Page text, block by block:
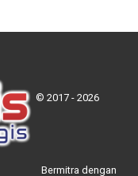
© 2017 - 2026
Bermitra dengan